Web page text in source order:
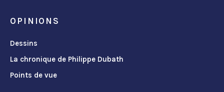
OPINIONS
Dessins
La chronique de Philippe Dubath
Points de vue